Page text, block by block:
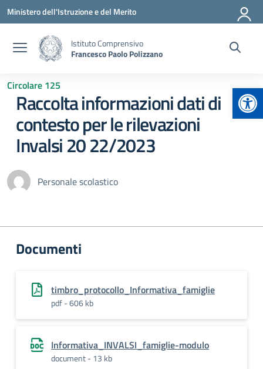
Vai ai contenuti
Vai al menu di navigazione
Vai al footer
Ministero dell'Istruzione e del Merito
Istituto Comprensivo
Francesco Paolo Polizzano
Circolare 125
Raccolta informazioni dati di
contesto per le rilevazioni
Invalsi 20 22/2023
Personale scolastico
Documenti
timbro_protocollo_Informativa_famiglie
pdf - 606 kb
Informativa_INVALSI_famiglie-modulo
document - 13 kb